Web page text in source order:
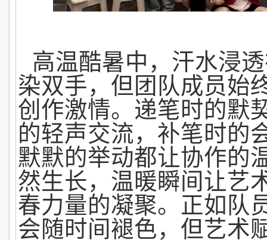
高温酷暑中，汗水浸
染双手，但团队成员始
创作激情。递笔时的默
的轻声交流，补笔时的
默默的举动都让协作的
然生长，温暖瞬间让艺
春力量的凝聚。正如队
会随时间褪色，但艺术